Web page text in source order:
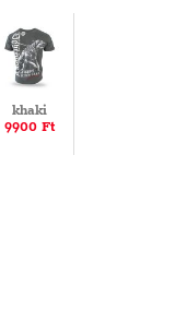
khaki
9900 Ft